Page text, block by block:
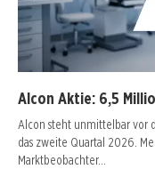
Alcon Aktie: 6,5
Alcon steht unmittelbar vor
das zweite Quartal 2026.
Marktbeobachter…